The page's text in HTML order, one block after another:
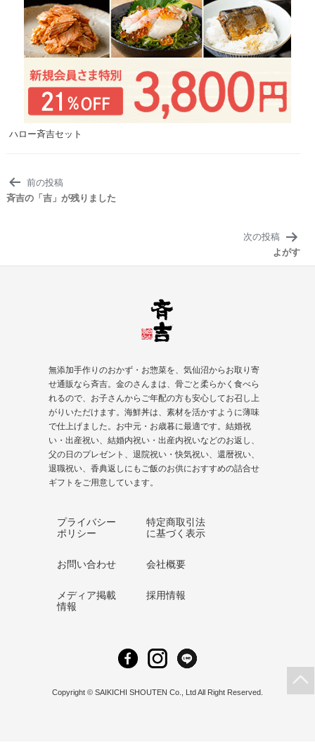
ハロー斉吉セット
投
稿
前の投稿
斉吉の「吉」が残りました
次の投稿
よがす
無添加手作りのおかず・お惣菜を、気仙沼からお取り寄
せ通販なら斉吉。金のさんまは、骨ごと柔らかく食べら
れるので、お子さんからご年配の方も安心してお召し上
がりいただけます。海鮮丼は、素材を活かすように薄味
で仕上げました。お中元・お歳暮に最適です。結婚祝
い・出産祝い、結婚内祝い・出産内祝いなどのお返し、
父の日のプレゼント、 退院祝い・快気祝い、 還暦祝い、
退職祝い、香典返しにもご飯のお供におすすめの詰合せ
ギフトをご用意しています。
プライバシー
ポリシー
特定商取引法
に基づく表示
お問い合わせ 会社概要
メディア掲載
情報
採用情報
Copyright © SAIKICHI SHOUTEN Co., Ltd All Right Reserved.